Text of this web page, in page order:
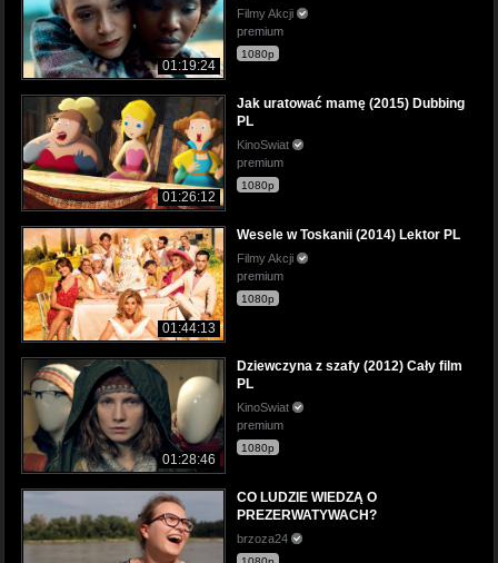
01:19:24
Filmy Akcji
premium
1080p
01:26:12
Jak uratować mamę (2015) Dubbing
PL
KinoSwiat
premium
1080p
01:44:13
Wesele w Toskanii (2014) Lektor PL
Filmy Akcji
premium
1080p
01:28:46
Dziewczyna z szafy (2012) Cały film
PL
KinoSwiat
premium
1080p
CO LUDZIE WIEDZĄ O
PREZERWATYWACH?
brzoza24